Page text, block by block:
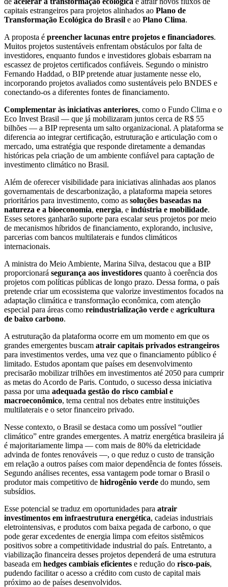
capitais estrangeiros para projetos alinhados ao Plano de
Transformação Ecológica do Brasil e ao Plano Clima.
A proposta é preencher lacunas entre projetos e financiadores.
Muitos projetos sustentáveis enfrentam obstáculos por falta de
investidores, enquanto fundos e investidores globais esbarram na
escassez de projetos certificados confiáveis. Segundo o ministro
Fernando Haddad, o BIP pretende atuar justamente nesse elo,
incorporando projetos avaliados como sustentáveis pelo BNDES e
conectando-os a diferentes fontes de financiamento.
Complementar às iniciativas anteriores, como o Fundo Clima e o
Eco Invest Brasil — que já mobilizaram juntos cerca de R$ 55
bilhões — a BIP representa um salto organizacional. A plataforma se
diferencia ao integrar certificação, estruturação e articulação com o
mercado, uma estratégia que responde diretamente a demandas
históricas pela criação de um ambiente confiável para captação de
investimento climático no Brasil.
Além de oferecer visibilidade para iniciativas alinhadas aos planos
governamentais de descarbonização, a plataforma mapeia setores
prioritários para investimento, como as soluções baseadas na
natureza e a bioeconomia, energia, e indústria e mobilidade.
Esses setores ganharão suporte para escalar seus projetos por meio
de mecanismos híbridos de financiamento, explorando, inclusive,
parcerias com bancos multilaterais e fundos climáticos
internacionais.
A ministra do Meio Ambiente, Marina Silva, destacou que a BIP
proporcionará segurança aos investidores quanto à coerência dos
projetos com políticas públicas de longo prazo. Dessa forma, o país
pretende criar um ecossistema que valorize investimentos focados na
adaptação climática e transformação econômica, com atenção
especial para áreas como reindustrialização verde e agricultura
de baixo carbono.
A estruturação da plataforma ocorre em um momento em que os
grandes emergentes buscam atrair capitais privados estrangeiros
para investimentos verdes, uma vez que o financiamento público é
limitado. Estudos apontam que países em desenvolvimento
precisarão mobilizar trilhões em investimentos até 2050 para cumprir
as metas do Acordo de Paris. Contudo, o sucesso dessa iniciativa
passa por uma adequada gestão do risco cambial e
macroeconômico, tema central nos debates entre instituições
multilaterais e o setor financeiro privado.
Nesse contexto, o Brasil se destaca como um possível “outlier
climático” entre grandes emergentes. A matriz energética brasileira já
é majoritariamente limpa — com mais de 80% da eletricidade
advinda de fontes renováveis —, o que reduz o custo de transição
em relação a outros países com maior dependência de fontes fósseis.
Segundo análises recentes, essa vantagem pode tornar o Brasil o
produtor mais competitivo de hidrogênio verde do mundo, sem
subsídios.
Esse potencial se traduz em oportunidades para atrair
investimentos em infraestrutura energética, cadeias industriais
eletrointensivas, e produtos com baixa pegada de carbono, o que
pode gerar excedentes de energia limpa com efeitos sistêmicos
positivos sobre a competitividade industrial do país. Entretanto, a
viabilização financeira desses projetos dependerá de uma estrutura
baseada em hedges cambiais eficientes e redução do risco-país,
pudendo facilitar o acesso a crédito com custo de capital mais
próximo ao de países desenvolvidos.